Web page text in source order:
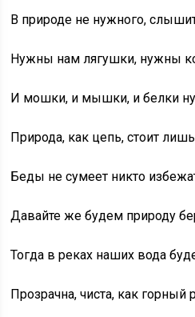
В природе не нужного,
Нужны нам лягушки, нужны
И мошки, и мышки, и белки
Природа, как цепь, стоит
Беды не сумеет никто
Давайте же будем природу
Тогда в реках наших вода
Прозрачна, чиста, как горный